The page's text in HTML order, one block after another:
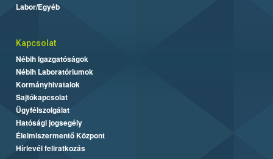
Labor/Egyéb
Kapcsolat
Nébih Igazgatóságok
Nébih Laboratóriumok
Kormányhivatalok
Sajtókapcsolat
Ügyfélszolgálat
Hatósági jogsegély
Élelmiszermentő Központ
Hírlevél feliratkozás